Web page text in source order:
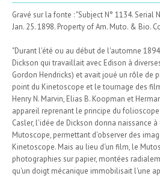
Gravé sur la fonte : "Subject N° 1134. Serial
Jan. 25. 1898. Property of Am. Muto. & Bio.
"Durant l'été ou au début de l'automne
Dickson qui travaillait avec Edison à
Gordon Hendricks) et avait joué un rôle de
point du Kinetoscope et le tournage des
Henry N. Marvin, Elias B. Koopman et
appareil reprenant le principe du
Casler, l'idée de Dickson donna naissance
Mutoscope, permettant d'observer des
Kinetoscope. Mais au lieu d'un film, le
photographies sur papier, montées
qu'un doigt mécanique immobilisait l'une